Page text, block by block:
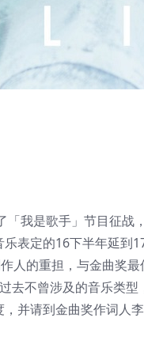
我是歌手」节目征战
表定的16下半年延
人的重担，与金曲奖
去不曾涉及的音乐类
并请到金曲奖作词人